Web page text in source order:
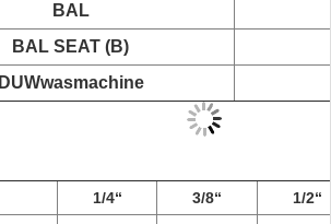
BAL
BAL SEAT (B)
DUWwasmachine
1/4“ 3/8“
1/2“